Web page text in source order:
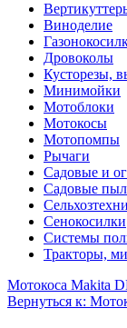
Виноделие
Дровоколы
Кусторезы,
Минимойки
Мотоблоки
Мотокосы
Мотопомпы
Рычаги
Садовые и
Садовые
Сенокосилки
Системы
Тракторы,
Мотокоса Makita
Вернуться к: